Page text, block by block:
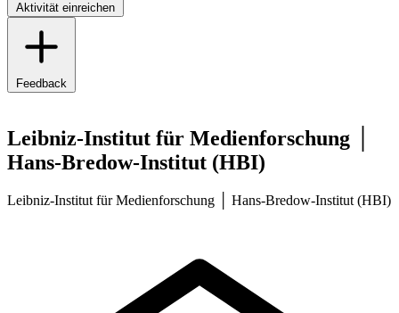
Aktivität einreichen
Feedback
Leibniz-Institut für Medienforschung │
Hans-Bredow-Institut (HBI)
Leibniz-Institut für Medienforschung │ Hans-Bredow-Institut (HBI)